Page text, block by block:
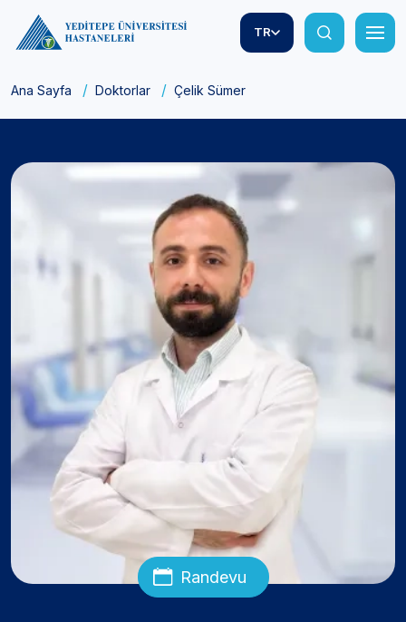
TR
Ana Sayfa Doktorlar Çelik Sümer
Randevu